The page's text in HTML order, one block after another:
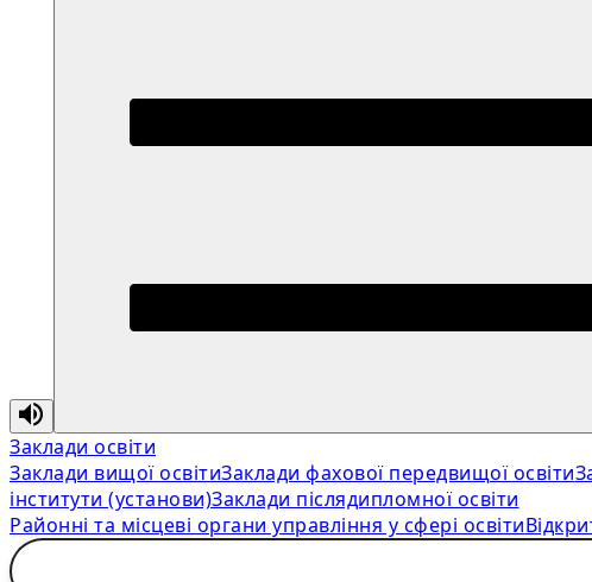
Заклади освіти
Заклади вищої освітиЗаклади фахової передвищої освіти
інститути (установи)Заклади післядипломної освіти
Районні та місцеві органи управління у сфері освіти